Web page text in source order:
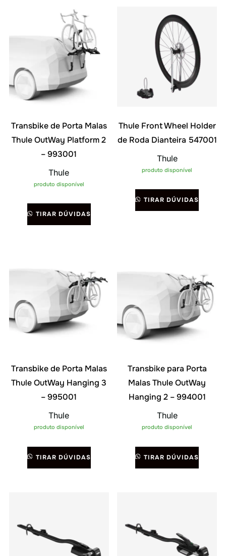
Transbike de Porta Malas
Thule OutWay Platform 2
– 993001
Thule
produto disponível
TIRAR DÚVIDAS
Thule Front Wheel Holder
de Roda Dianteira 547001
Thule
produto disponível
TIRAR DÚVIDAS
Transbike de Porta Malas
Thule OutWay Hanging 3
– 995001
Thule
produto disponível
TIRAR DÚVIDAS
Transbike para Porta
Malas Thule OutWay
Hanging 2 – 994001
Thule
produto disponível
TIRAR DÚVIDAS